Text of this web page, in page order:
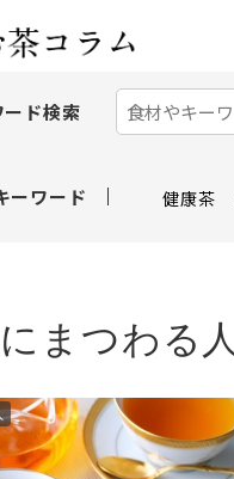
ード検索
ーワード 健康茶
まつわる人